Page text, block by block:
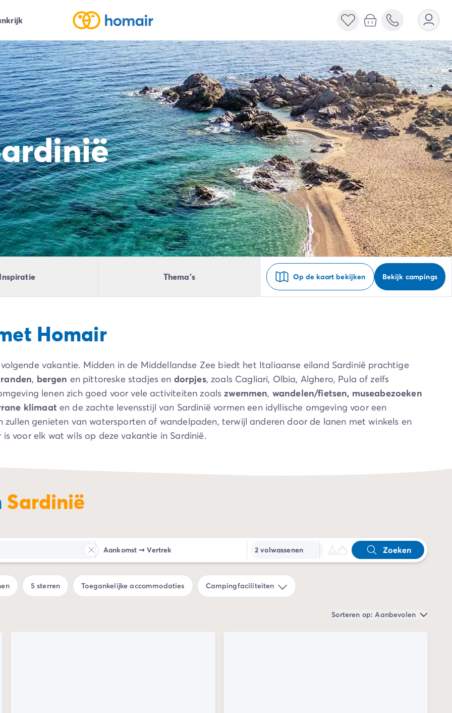
Inspiratie Thema's Op de kaart bekijken Bekijk campings
Homair
vakantie. Midden in de Middellandse Zee biedt het Italiaanse eiland Sardinië prachtige
, bergen en pittoreske stadjes en dorpjes, zoals Cagliari, Olbia, Alghero, Pula of zelfs
lenen zich goed voor vele activiteiten zoalszwemmen, wandelen/fietsen, museabezoeken
klimaat en de zachte levensstijl van Sardinië vormen een idyllische omgeving voor een
genieten van watersporten of wandelpaden, terwijl anderen door de lanen met winkels en
voor elk wat wils op deze vakantie in Sardinië.
Sardinië
Aankomst ➞ Vertrek 2 volwassenen Zoeken
5 sterren Toegankelijke accommodaties Campingfaciliteiten
Sorteren op: Aanbevolen